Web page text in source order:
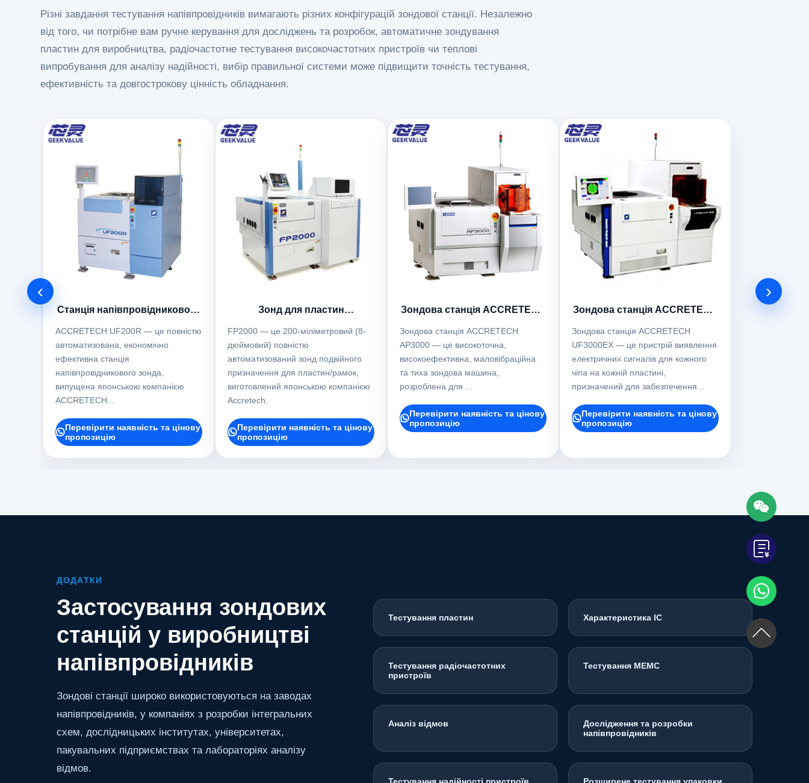
Різні завдання тестування напівпровідників вимагають різних конфігурацій зондової станції. Незалежно
від того, чи потрібне вам ручне керування для досліджень та розробок, автоматичне зондування
пластин для виробництва, радіочастотне тестування високочастотних пристроїв чи теплові
випробування для аналізу надійності, вибір правильної системи може підвищити точність тестування,
ефективність та довгострокову цінність обладнання.
‹ ›
Станція напівпровідникового
зонду CCRETECH UF200R
ACCRETECH UF200R — це повністю
автоматизована, економічно
ефективна станція
напівпровідникового зонда,
випущена японською компанією
ACCRETECH...
Перевірити наявність та цінову
пропозицію
Зонд для пластин
ACCRETECH FP2000
FP2000 — це 200-міліметровий (8-
дюймовий) повністю
автоматизований зонд подвійного
призначення для пластин/рамок,
виготовлений японською компанією
Accretech.
Перевірити наявність та цінову
пропозицію
Зондова станція ACCRETECH
AP3000
Зондова станція ACCRETECH
AP3000 — це високоточна,
високоефективна, маловібраційна
та тиха зондова машина,
розроблена для ...
Перевірити наявність та цінову
пропозицію
Зондова станція ACCRETECH
UF3000EX
Зондова станція ACCRETECH
UF3000EX — це пристрій виявлення
електричних сигналів для кожного
чіпа на кожній пластині,
призначений для забезпечення...
Перевірити наявність та цінову
пропозицію
ДОДАТКИ
Застосування зондових
станцій у виробництві
напівпровідників
Зондові станції широко використовуються на заводах
напівпровідників, у компаніях з розробки інтегральних
схем, дослідницьких інститутах, університетах,
пакувальних підприємствах та лабораторіях аналізу
відмов.
Тестування пластин Характеристика ІС
Тестування радіочастотних
пристроїв
Тестування МЕМС
Аналіз відмов
Дослідження та розробки
напівпровідників